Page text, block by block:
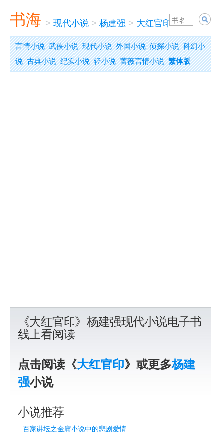
书海 > 现代小说 > 杨建强 > 大红官印
言情小说 武侠小说 现代小说 外国小说 侦探小说 科幻小
说 古典小说 纪实小说 轻小说 蔷薇言情小说 繁体版
《大红官印》杨建强现代小说电子书
线上看阅读
点击阅读《大红官印》或更多杨建
强小说
小说推荐
百家讲坛之金庸小说中的悲剧爱情